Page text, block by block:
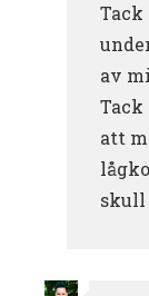
Tack
av
Tack
att
skull